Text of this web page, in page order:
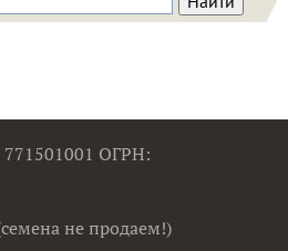
ОГРН:
не продаем!)